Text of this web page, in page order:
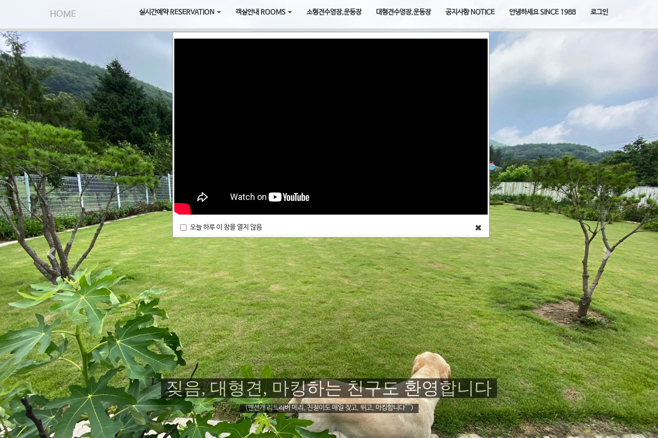
HOME 실시간예약 RESERVATION 객실안내 ROOMS 소형견수영장,운동장 대형견수영장,운동장 공지사항 NOTICE 안녕하세요 SINCE 1988 로그인
정원을 빌려드립니다. 치유하러 오세요!
애견펜션 돌꽃펜션
오늘 하루 이 창을 열지 않음 close popup